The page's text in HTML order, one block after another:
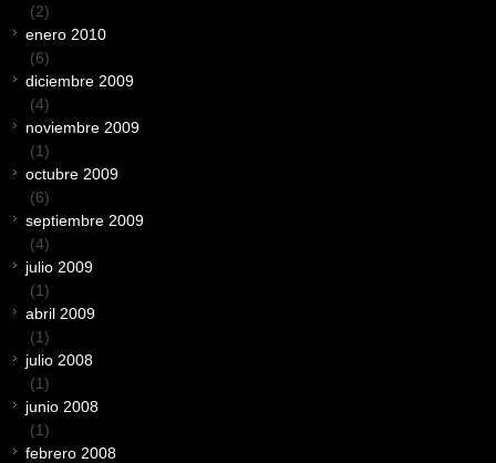
(2)
enero 2010
(6)
diciembre 2009
(4)
noviembre 2009
(1)
octubre 2009
(6)
septiembre 2009
(4)
julio 2009
(1)
abril 2009
(1)
julio 2008
(1)
junio 2008
(1)
febrero 2008